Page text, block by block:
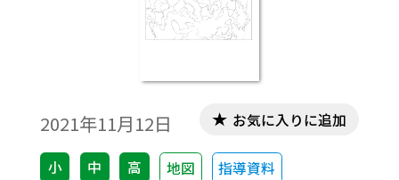
2021年11月12日
小 中 高 地図 指導資料
お気に入りに追加